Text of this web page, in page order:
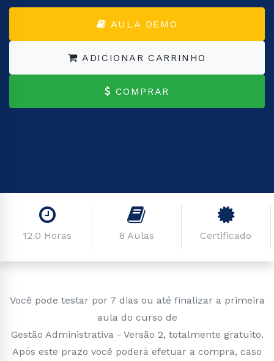
AULA DEMO
ADICIONAR CARRINHO
COMPRAR
12.0 Horas 8 Aulas Certificado
Você pode testar por 7 dias ou até finalizar a primeira
aula do curso de
Gestão Administrativa - Versão 2, totalmente gratuito.
Após este prazo você poderá efetuar a compra, caso